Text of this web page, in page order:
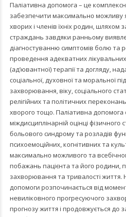
Паліативна допомога – це
забезпечити максимально можливу
хворих і членів їхніх родин, шляхом
страждань завдяки ранньому
діагностуванню симптомів болю та
проведення адекватних
(ад’ювантної) терапії та догляду,
соціальної, духовної та моральної
захворювання, віку, соціального
релігійних та політичних
хворого тощо. Паліативна допомога
міждисциплінарній оцінці фізичного
больового синдрому та розладів
психоемоційних, когнітивних та
максимально можливого та
побажань пацієнта та його родини,
захворювання та тривалості життя.
допомоги розпочинається від
невиліковного прогресуючого
прогнозу життя і продовжується до